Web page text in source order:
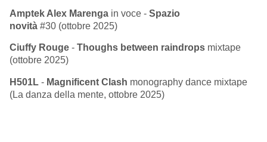
Amptek Alex Marenga in voce - Spazio
novità #30 (ottobre 2025)
Ciuffy Rouge - Thoughs between raindrops mixtape
(ottobre 2025)
H501L - Magnificent Clash monography dance mixtape
(La danza della mente, ottobre 2025)